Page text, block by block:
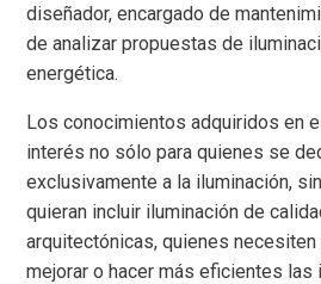
diseñador, encargado de
de analizar propuestas de
energética.
Los conocimientos adquiridos en
interés no sólo para quienes se
exclusivamente a la iluminación,
quieran incluir iluminación de
arquitectónicas, quienes necesiten
mejorar o hacer más eficientes las